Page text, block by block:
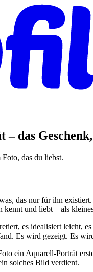
das
das du liebst.
das nur für ihn
kennt und liebt – als
es idealisiert leicht,
Es wird gezeigt. Es
ein Aquarell-Porträt
solches Bild verdient.